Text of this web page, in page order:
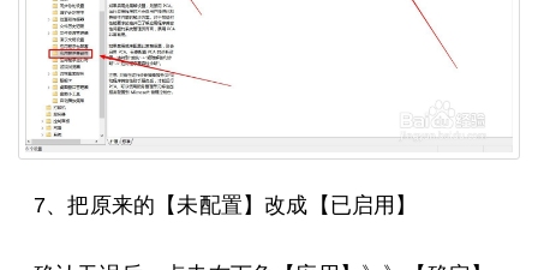
7、把原来的【未配置】改成【已启用】